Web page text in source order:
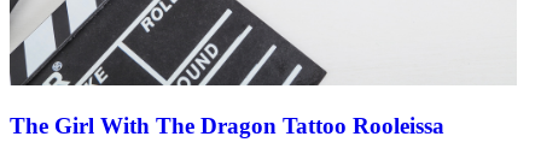
The Girl With The Dragon Tattoo Rooleissa